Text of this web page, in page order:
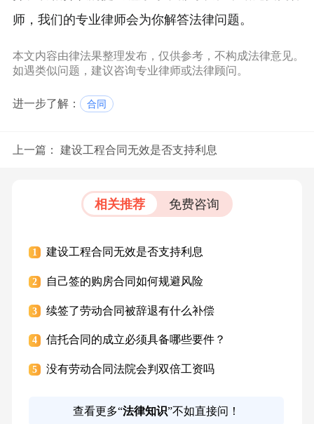
师，我们的专业律师会为你解答法律问题。
本文内容由律法果整理发布，仅供参考，不构成法律意见。
如遇类似问题，建议咨询专业律师或法律顾问。
进一步了解： 合同
上一篇： 建设工程合同无效是否支持利息
相关推荐 免费咨询
1 建设工程合同无效是否支持利息
2 自己签的购房合同如何规避风险
3 续签了劳动合同被辞退有什么补偿
4 信托合同的成立必须具备哪些要件？
5 没有劳动合同法院会判双倍工资吗
查看更多“法律知识”不如直接问！